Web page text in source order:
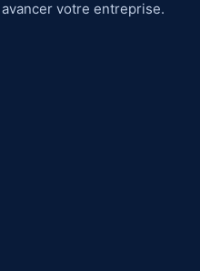
votre entreprise.